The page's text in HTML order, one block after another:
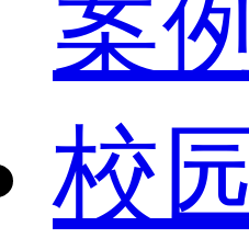
案
校